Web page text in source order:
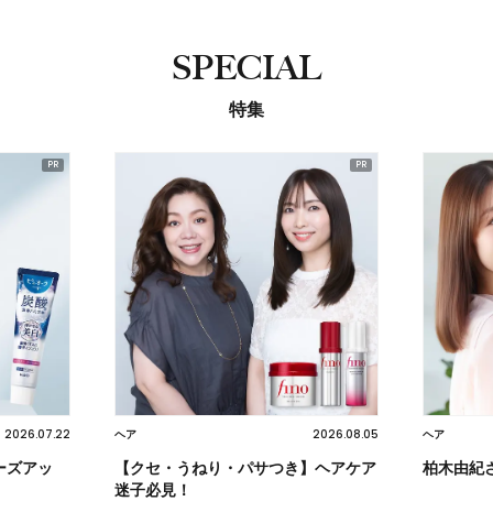
SPECIAL
特集
2026.08.05
アケア
ヘア 2026.07.17
柏木由紀さんも感動！
スキンケア
毎日の光